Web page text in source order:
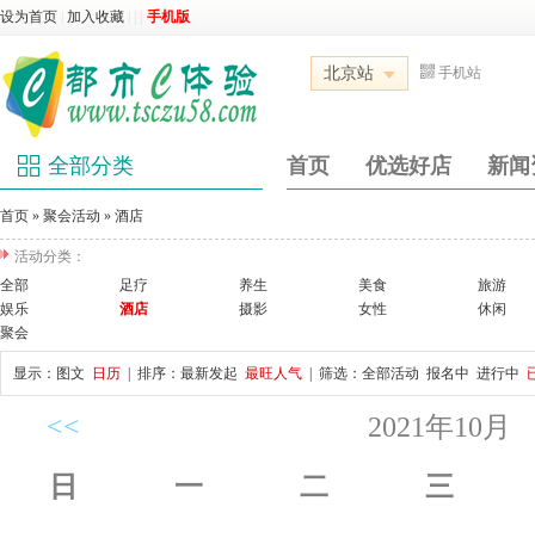
设为首页 加入收藏 手机版
北京站 手机站
全部分类 首页 优选好店 新闻
首页 » 聚会活动 » 酒店
活动分类：
全部
足疗 养生 美食
旅游
娱乐
酒店 摄影 女性
休闲
聚会
显示： 图文 日历 | 排序： 最新发起 最旺人气 | 筛选： 全部活动 报名中 进行中
<<
2021年10月
日
一 二 三